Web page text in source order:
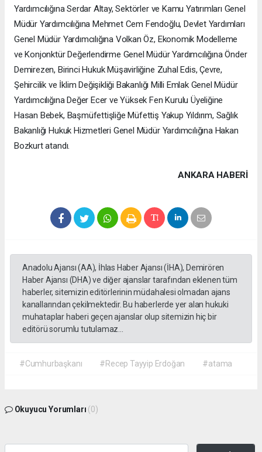
Yardımcılığına Serdar Altay, Sektörler ve Kamu Yatırımları Genel
Müdür Yardımcılığına Mehmet Cem Fendoğlu, Devlet Yardımları
Genel Müdür Yardımcılığına Volkan Öz, Ekonomik Modelleme
ve Konjonktür Değerlendirme Genel Müdür Yardımcılığına Önder
Demirezen, Birinci Hukuk Müşavirliğine Zuhal Edis, Çevre,
Şehircilik ve İklim Değişikliği Bakanlığı Milli Emlak Genel Müdür
Yardımcılığına Değer Ecer ve Yüksek Fen Kurulu Üyeliğine
Hasan Bebek, Başmüfettişliğe Müfettiş Yakup Yıldırım, Sağlık
Bakanlığı Hukuk Hizmetleri Genel Müdür Yardımcılığına Hakan
Bozkurt atandı.
ANKARA HABERİ
Anadolu Ajansı (AA), İhlas Haber Ajansı (İHA), Demirören
Haber Ajansı (DHA) ve diğer ajanslar tarafından eklenen tüm
haberler, sitemizin editörlerinin müdahalesi olmadan ajans
kanallarından çekilmektedir. Bu haberlerde yer alan hukuki
muhataplar haberi geçen ajanslar olup sitemizin hiç bir
editörü sorumlu tutulamaz...
#Cumhurbaşkanı #Recep Tayyip Erdoğan #atama
Okuyucu Yorumları (0)